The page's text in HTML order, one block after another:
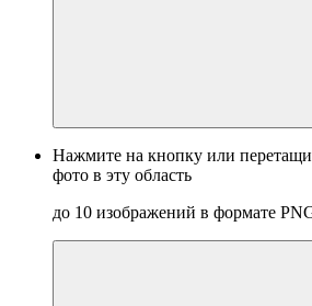
Нажмите на кнопку или
фото в эту область
до 10 изображений в формате